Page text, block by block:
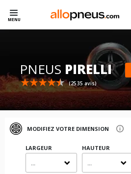
MENU
PNEUS PIRELLI
(2535 avis)
MODIFIEZ VOTRE DIMENSION
LARGEUR
...
HAUTEUR
...